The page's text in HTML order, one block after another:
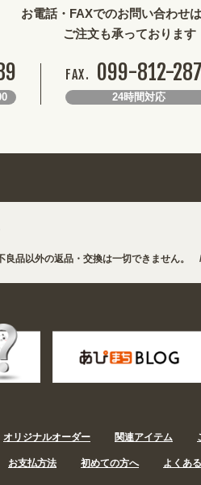
お電話・FAXでのお問い合わせ
ご注文も承っております
FAX. 099-812-
24時間対応
外の返品・交換は一切できません。 /
オリジナルオーダー 関連アイテム
お支払方法 初めての方へ よくあ